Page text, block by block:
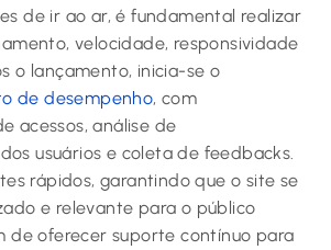
de ir ao ar, é fundamental realizar
velocidade, responsividade
o lançamento, inicia-se o
de desempenho, com
acessos, análise de
usuários e coleta de feedbacks.
rápidos, garantindo que o site se
e relevante para o público
de oferecer suporte contínuo para